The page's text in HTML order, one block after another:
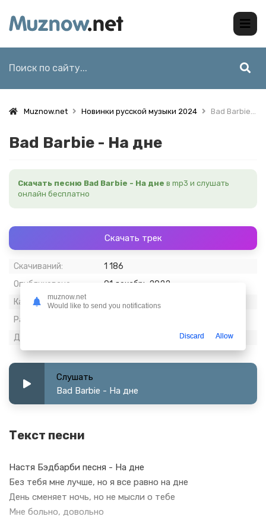
Muznow.net Новинки русской музыки 2024 Bad Barbie - На дне
Bad Barbie - На дне
Скачать песню Bad Barbie - На дне в mp3 и слушать
онлайн бесплатно
Скачать трек
Скачиваний:
1 186
Опубликовано:
01 декабрь 2022
Качество:
320 kbps, Stereo
Размер:
Длительность:
Слушать
Bad Barbie - На дне
Текст песни
Настя Бэдбарби песня - На дне
Без тебя мне лучше, но я все равно на дне
День сменяет ночь, но не мысли о тебе
Мне больно, довольно
muznow.net
Would like to send you notifications
Discard Allow